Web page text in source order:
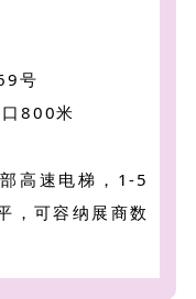
号
800米
高速电梯，1-5
，可容纳展商数